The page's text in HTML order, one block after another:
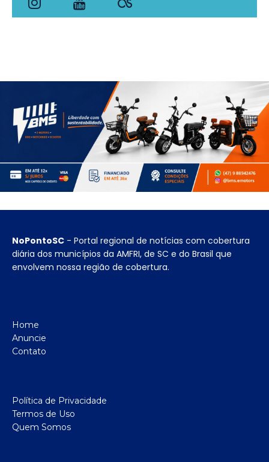
NoPontoSC - Portal regional de notícias com cobertura
diária dos municípios da AMFRI, de SC e do Brasil que
envolvem nossa região de cobertura.
Home
Anuncie
Contato
Política de Privacidade
Termos de Uso
Quem Somos